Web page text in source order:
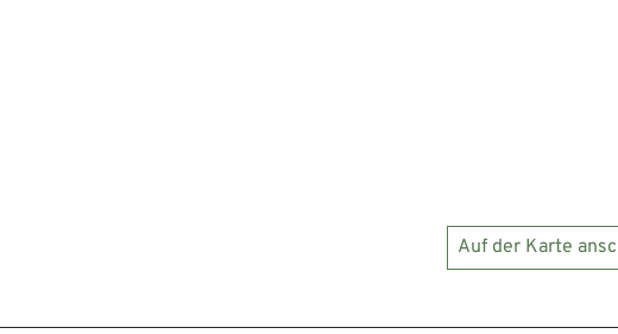
Auf der Karte